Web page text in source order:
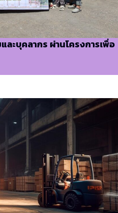
ะบุคลากร ผ่านโครงการเพื่อ